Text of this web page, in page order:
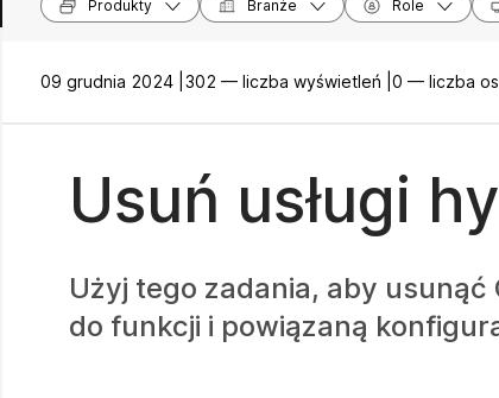
Produkty Branże Role
09 grudnia 2024 | 302 — liczba wyświetleń | 0 — liczba
Usuń usługi
Użyj tego zadania, aby
do funkcji i powiązaną